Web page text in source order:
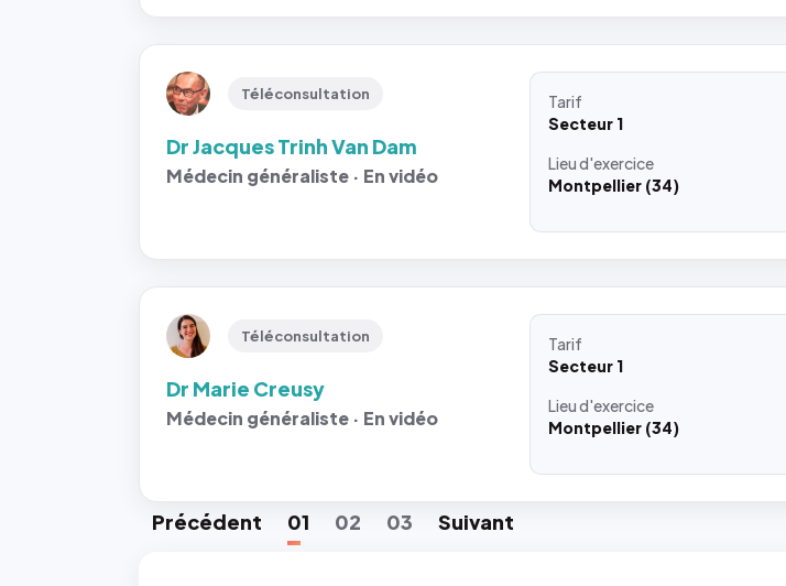
Téléconsultation
Dr Jacques Trinh Van Dam
Médecin généraliste · En vidéo
Tarif
Secteur 1
Lieud'exercice
Montpellier (34)
Téléconsultation
Dr Marie Creusy
Médecin généraliste · En vidéo
Tarif
Secteur 1
Lieud'exercice
Montpellier (34)
Précédent 01 02 03 Suivant